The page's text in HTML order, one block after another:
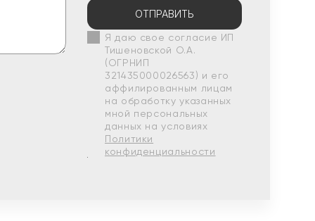
ОТПРАВИТЬ
Я даю свое согласие ИП
Тишеновской О.А.
(ОГРНИП
321435000026563) и его
аффилированным лицам
на обработку указанных
мной персональных
данных на условиях
Политики
конфиденциальности